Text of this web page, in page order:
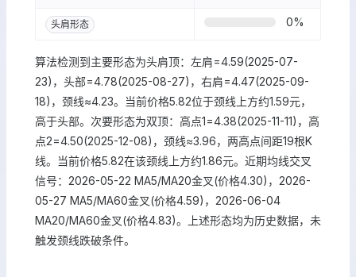
头肩形态 0%
算法检测到主要形态为头肩顶：左肩=4.59(2025-07-
23)，头部=4.78(2025-08-27)，右肩=4.47(2025-09-
18)，颈线≈4.23。当前价格5.82位于颈线上方约1.59元，
高于头部。次要形态为双顶：高点1=4.38(2025-11-11)，高
点2=4.50(2025-12-08)，颈线≈3.96，两高点间距19根K
线。当前价格5.82在该颈线上方约1.86元。近期均线交叉
信号：2026-05-22 MA5/MA20金叉(价格4.30)，2026-
05-27 MA5/MA60金叉(价格4.59)，2026-06-04
MA20/MA60金叉(价格4.83)。上述形态均为历史数据，未
触发颈线跌破条件。